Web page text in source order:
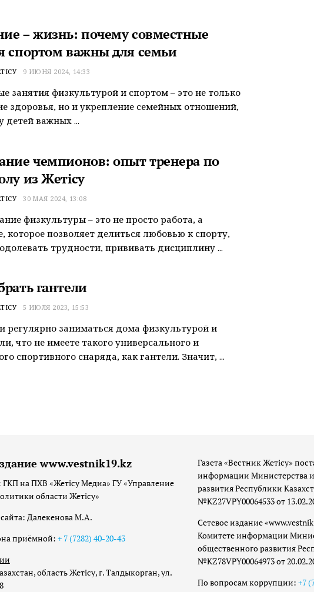
– жизнь: почему совместные
спортом важны для семьи
9 ИЮНЯ 2024, 14:33
занятия физкультурой и спортом – это не только
здоровья, но и укрепление семейных отношений,
детей важных ...
чемпионов: опыт тренера по
из Жетiсу
30 МАЯ 2024, 13:08
физкультуры – это не просто работа, а
которое позволяет делиться любовью к спорту,
трудности, прививать дисциплину ...
гантели
5 ИЮЛЯ 2023, 15:53
регулярно заниматься дома физкультурой и
что не имеете такого универсального и
спортивного снаряда, как гантели. Значит, ...
www.vestnik19.kz
на ПХВ «Жетісу Медиа» ГУ «Управление
области Жетісу»
Далекенова М.А.
приёмной: + 7 (7282) 40-20-43
область Жетісу, г. Талдыкорган, ул.
Газета «Вестник Жетісу»
информации Министерства
развития Республики
№KZ27VPY00064533 от
Сетевое издание
Комитете информации
общественного развития
№KZ78VPY00064973 от
По вопросам коррупции: +7